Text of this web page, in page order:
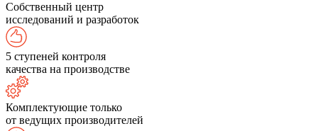
Собственный центр
исследований и разработок
5 ступеней контроля
качества на производстве
Комплектующие только
от ведущих производителей